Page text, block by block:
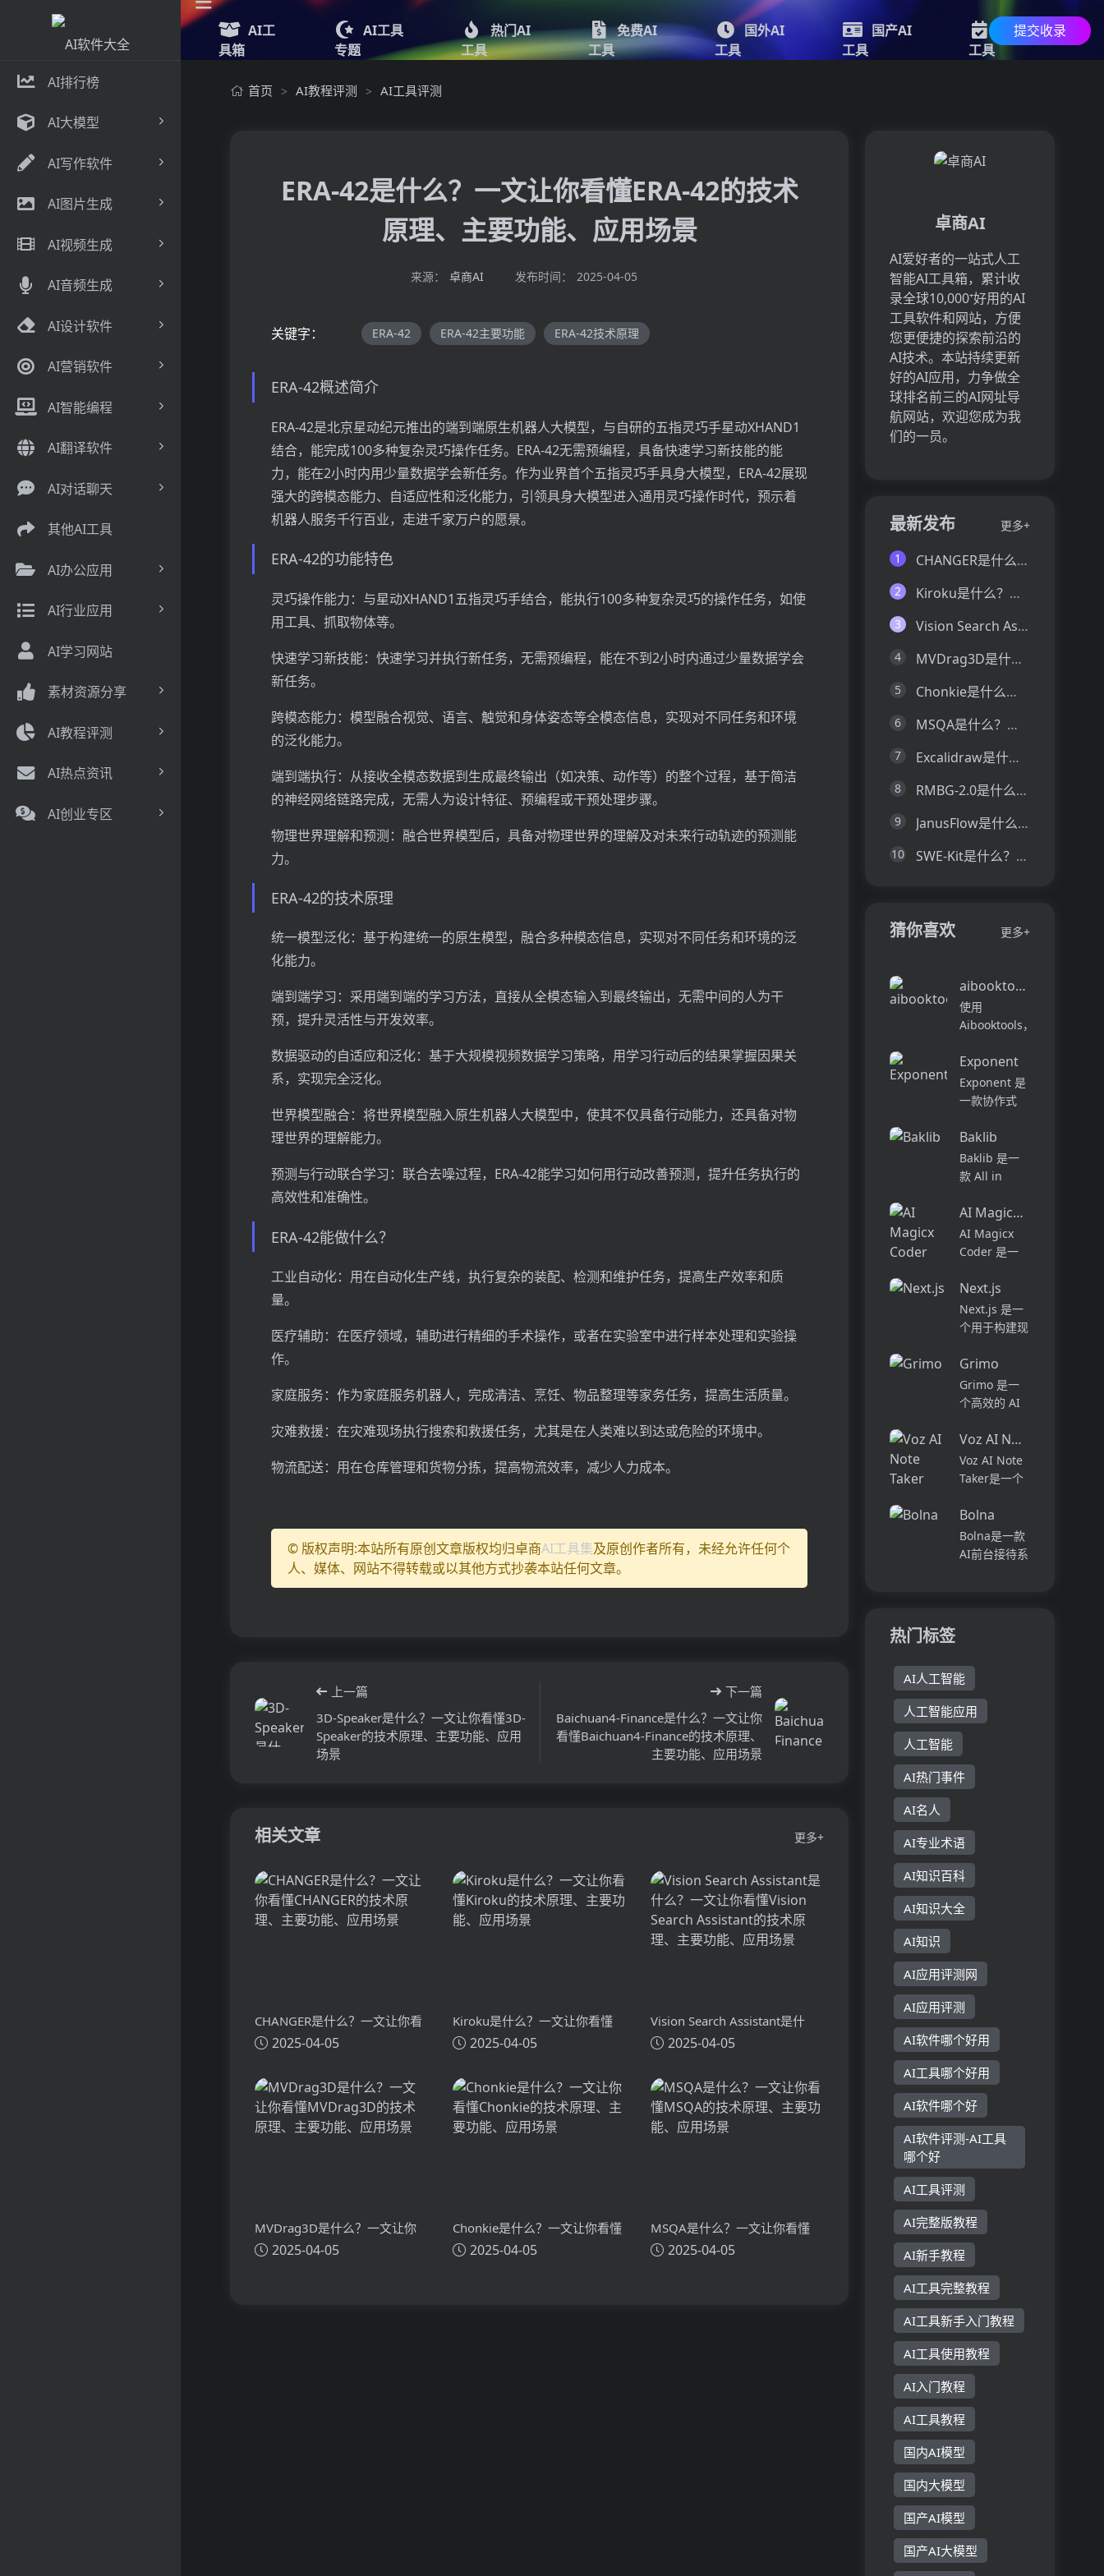
AI排行榜
AI大模型
AI写作软件
AI图片生成
AI视频生成
AI音频生成
AI设计软件
AI营销软件
AI智能编程
AI翻译软件
AI对话聊天
其他AI工具
AI办公应用
AI行业应用
AI学习网站
素材资源分享
AI教程评测
AI热点资讯
AI创业专区
AI工
具箱
AI工具
专题
热门AI
工具
免费AI
工具
国外AI
工具
国产AI
工具
最新AI
工具
提交收录
首页 > AI教程评测 > AI工具评测
ERA-42是什么？一文让你看懂ERA-42的技术
原理、主要功能、应用场景
来源： 卓商AI 发布时间： 2025-04-05
关键字： ERA-42 ERA-42主要功能 ERA-42技术原理
ERA-42概述简介
ERA-42是北京星动纪元推出的端到端原生机器人大模型，与自研的五指灵巧手星动XHAND1
结合，能完成100多种复杂灵巧操作任务。ERA-42无需预编程，具备快速学习新技能的能
力，能在2小时内用少量数据学会新任务。作为业界首个五指灵巧手具身大模型，ERA-42展现
强大的跨模态能力、自适应性和泛化能力，引领具身大模型进入通用灵巧操作时代，预示着
机器人服务千行百业，走进千家万户的愿景。
ERA-42的功能特色
灵巧操作能力：与星动XHAND1五指灵巧手结合，能执行100多种复杂灵巧的操作任务，如使
用工具、抓取物体等。
快速学习新技能：快速学习并执行新任务，无需预编程，能在不到2小时内通过少量数据学会
新任务。
跨模态能力：模型融合视觉、语言、触觉和身体姿态等全模态信息，实现对不同任务和环境
的泛化能力。
端到端执行：从接收全模态数据到生成最终输出（如决策、动作等）的整个过程，基于简洁
的神经网络链路完成，无需人为设计特征、预编程或干预处理步骤。
物理世界理解和预测：融合世界模型后，具备对物理世界的理解及对未来行动轨迹的预测能
力。
ERA-42的技术原理
统一模型泛化：基于构建统一的原生模型，融合多种模态信息，实现对不同任务和环境的泛
化能力。
端到端学习：采用端到端的学习方法，直接从全模态输入到最终输出，无需中间的人为干
预，提升灵活性与开发效率。
数据驱动的自适应和泛化：基于大规模视频数据学习策略，用学习行动后的结果掌握因果关
系，实现完全泛化。
世界模型融合：将世界模型融入原生机器人大模型中，使其不仅具备行动能力，还具备对物
理世界的理解能力。
预测与行动联合学习：联合去噪过程，ERA-42能学习如何用行动改善预测，提升任务执行的
高效性和准确性。
ERA-42能做什么？
工业自动化：用在自动化生产线，执行复杂的装配、检测和维护任务，提高生产效率和质
量。
医疗辅助：在医疗领域，辅助进行精细的手术操作，或者在实验室中进行样本处理和实验操
作。
家庭服务：作为家庭服务机器人，完成清洁、烹饪、物品整理等家务任务，提高生活质量。
灾难救援：在灾难现场执行搜索和救援任务，尤其是在人类难以到达或危险的环境中。
物流配送：用在仓库管理和货物分拣，提高物流效率，减少人力成本。
© 版权声明:本站所有原创文章版权均归卓商AI工具集及原创作者所有，未经允许任何个
人、媒体、网站不得转载或以其他方式抄袭本站任何文章。
上一篇
3D-Speaker是什么？一文让你看懂3D-
Speaker的技术原理、主要功能、应用
场景
下一篇
Baichuan4-Finance是什么？一文让你
看懂Baichuan4-Finance的技术原理、
主要功能、应用场景
相关文章 更多+
CHANGER是什么？一文让你看
懂CHANGER的技术原理、主要
2025-04-05
Kiroku是什么？一文让你看懂
Kiroku的技术原理、主要功能、
2025-04-05
Vision Search Assistant是什
么？一文让你看懂Vision
主要功能、应用场景
2025-04-05
MVDrag3D是什么？一文让你
看懂MVDrag3D的技术原理、
2025-04-05
Chonkie是什么？一文让你看懂
Chonkie的技术原理、主要功
2025-04-05
MSQA是什么？一文让你看懂
MSQA的技术原理、主要功能、
2025-04-05
卓商AI
AI爱好者的一站式人工
智能AI工具箱，累计收
录全球10,000⁺好用的AI
工具软件和网站，方便
您更便捷的探索前沿的
AI技术。本站持续更新
好的AI应用，力争做全
球排名前三的AI网址导
航网站，欢迎您成为我
们的一员。
最新发布 更多+
1 CHANGER是什么？一文让你看懂CHANGER的技术原理、主要功能、应用场景
2 Kiroku是什么？一文让你看懂Kiroku的技术原理、主要功能、应用场景
3 Vision Search Assistant是什么？一文让你看懂Vision Search Assistant的技术原理、主要功能、应用场景
4 MVDrag3D是什么？一文让你看懂MVDrag3D的技术原理、主要功能、应用场景
5 Chonkie是什么？一文让你看懂Chonkie的技术原理、主要功能、应用场景
6 MSQA是什么？一文让你看懂MSQA的技术原理、主要功能、应用场景
7 Excalidraw是什么？一文让你看懂Excalidraw的技术原理、主要功能、应用场景
8 RMBG-2.0是什么？一文让你看懂RMBG-2.0的技术原理、主要功能、应用场景
9 JanusFlow是什么？一文让你看懂JanusFlow的技术原理、主要功能、应用场景
10 SWE-Kit是什么？一文让你看懂SWE-Kit的技术原理、主要功能、应用场景
猜你喜欢 更多+
aibooktools
使用
Aibooktools，
快速转化为可
行的见解 - 所
有这些都没有
或手动数据输
入。凭借AI的
力量，您可以
充分利用自己
喜欢的书...
Exponent
Exponent 是
一款协作式
理，旨在提升
软件开发的效
率与体验。它
境中工作，从
代码的探索到
部署，能够帮
助开发者自动
化复杂的编...
Baklib
Baklib 是一
款 All in
业级云平台，
帮助企业一站
式管理数字内
景的数字体
验。它采用独
特的三层架
构，将资源
库、...
AI Magicx Coder
AI Magicx
Coder 是一
程体验的在线
工具。它通过
智能代码分
和多模型支持
等功能，帮助
开发者提高代
码质量和效
率。产品背...
Next.js
Next.js 是一
个用于构建现
用程序的框
架。它提供了
许多功能和优
器渲染、静态
生成、热模块
替换等。
Next.js 的定
价...
Grimo
Grimo 是一
个高效的 AI
结合最新的
AI 模型，如
DeepSeek
OpenAI GPT-
4，致力于提
升用户的写作
体验...
Voz AI Note Taker
Voz AI Note
Taker是一个
技术自动记
录、转录和总
结讲座、通话
Bolna
Bolna是一款
AI前台接待系
它通过创建AI
代理、连接知
识库、语音实
验室、预约安
排和报告功
能...
热门标签
AI人工智能
人工智能应用
人工智能
AI热门事件
AI名人
AI专业术语
AI知识百科
AI知识大全
AI知识
AI应用评测网
AI应用评测
AI软件哪个好用
AI工具哪个好用
AI软件哪个好
AI软件评测-AI工具
哪个好
AI工具评测
AI完整版教程
AI新手教程
AI工具完整教程
AI工具新手入门教程
AI工具使用教程
AI入门教程
AI工具教程
国内AI模型
国内大模型
国产AI模型
国产AI大模型